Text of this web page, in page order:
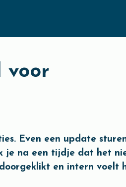
voor
Even een update
je na een tijdje dat het
en intern voelt